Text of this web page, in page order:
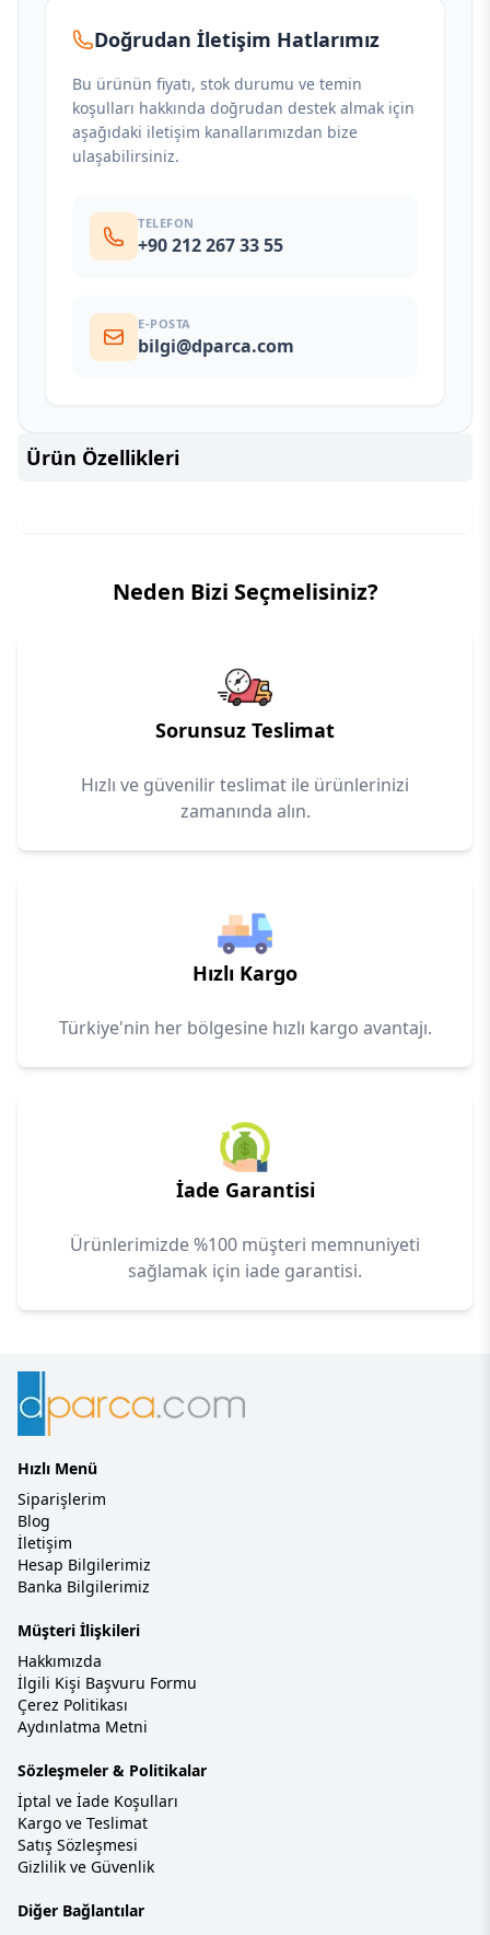
Doğrudan İletişim Hatlarımız
Bu ürünün fiyatı, stok durumu ve temin
koşulları hakkında doğrudan destek almak için
aşağıdaki iletişim kanallarımızdan bize
ulaşabilirsiniz.
TELEFON
+90 212 267 33 55
E-POSTA
bilgi@dparca.com
Ürün Özellikleri
Neden Bizi Seçmelisiniz?
Sorunsuz Teslimat
Hızlı ve güvenilir teslimat ile ürünlerinizi
zamanında alın.
Hızlı Kargo
Türkiye'nin her bölgesine hızlı kargo avantajı.
İade Garantisi
Ürünlerimizde %100 müşteri memnuniyeti
sağlamak için iade garantisi.
Hızlı Menü
Siparişlerim
Blog
İletişim
Hesap Bilgilerimiz
Banka Bilgilerimiz
Müşteri İlişkileri
Hakkımızda
İlgili Kişi Başvuru Formu
Çerez Politikası
Aydınlatma Metni
Sözleşmeler & Politikalar
İptal ve İade Koşulları
Kargo ve Teslimat
Satış Sözleşmesi
Gizlilik ve Güvenlik
Diğer Bağlantılar